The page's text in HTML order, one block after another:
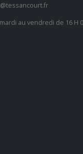
au vendredi de 16 H